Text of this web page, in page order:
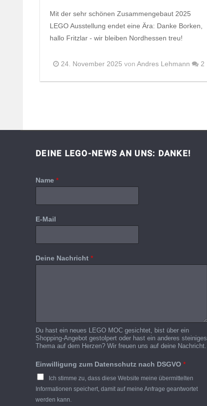
Mit der sehr schönen Zusammengebaut 2025
LEGO Ausstellung endet eine Ära: Danke Borken,
hallo Fritzlar - wir bleiben Nordhessen treu!
24. November 2025 von Andres Lehmann 2
DEINE LEGO-NEWS AN UNS: DANKE!
Name *
E-Mail
Deine Nachricht *
Du hast ein neues LEGO MOC gesichtet, bist über ein
Shopping-Angebot gestolpert oder hast ein anderes steiniges
Thema auf dem Herzen? Wir freuen uns auf deine Nachricht.
Einwilligung zum Datenschutz nach DSGVO *
Ich stimme zu, dass diese Website meine übermittelten
Informationen speichert, damit auf meine Anfrage geantwortet
werden kann.